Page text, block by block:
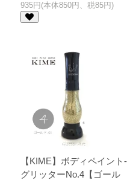
935円(本体850円、税85円)
【KIME】ボディペイント-
グリッターNo.4【ゴール